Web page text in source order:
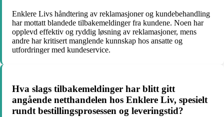
Enklere Livs håndtering av reklamasjoner og kundebehandling
har mottatt blandede tilbakemeldinger fra kundene. Noen har
opplevd effektiv og ryddig løsning av reklamasjoner, mens
andre har kritisert manglende kunnskap hos ansatte og
utfordringer med kundeservice.
Hva slags tilbakemeldinger har blitt gitt
angående netthandelen hos Enklere Liv, spesielt
rundt bestillingsprosessen og leveringstid?